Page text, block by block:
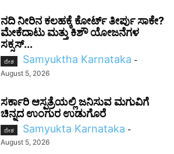
ನದಿ ನೀರಿನ ಕಲಹಕ್ಕೆ ಕೋರ್ಟ್ ತೀರ್ಪು ಸಾಕೇ?
ಮೇಕೆದಾಟು ಮತ್ತು ಕಿಶೌ ಯೋಜನೆಗಳ
ಸಕ್ಸಸ್...
ದೇಶ Samyuktha Karnataka -
August 5, 2026
ಸರ್ಕಾರಿ ಆಸ್ಪತ್ರೆಯಲ್ಲಿ ಜನಿಸುವ ಮಗುವಿಗೆ
ಚಿನ್ನದ ಉಂಗುರ ಉಡುಗೊರೆ
ದೇಶ Samyukta Karnataka -
August 5, 2026